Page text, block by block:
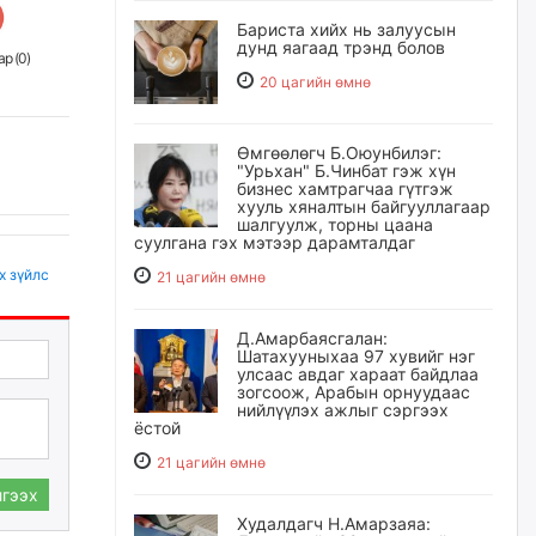
(0)
зүйлс
Бариста хийх нь залуусын
дунд яагаад трэнд болов
20 цагийн өмнө
Өмгөөлөгч Б.Оюунбилэг:
"Урьхан" Б.Чинбат гэж хүн
бизнес хамтрагчаа гүтгэж
хууль хяналтын байгууллагаар
шалгуулж, торны цаана
суулгана гэх мэтээр дарамталдаг
21 цагийн өмнө
Д.Амарбаясгалан:
Шатахууныхаа 97 хувийг нэг
улсаас авдаг хараат байдлаа
зогсоож, Арабын орнуудаас
нийлүүлэх ажлыг сэргээх
ёстой
21 цагийн өмнө
Худалдагч Н.Амарзаяа: